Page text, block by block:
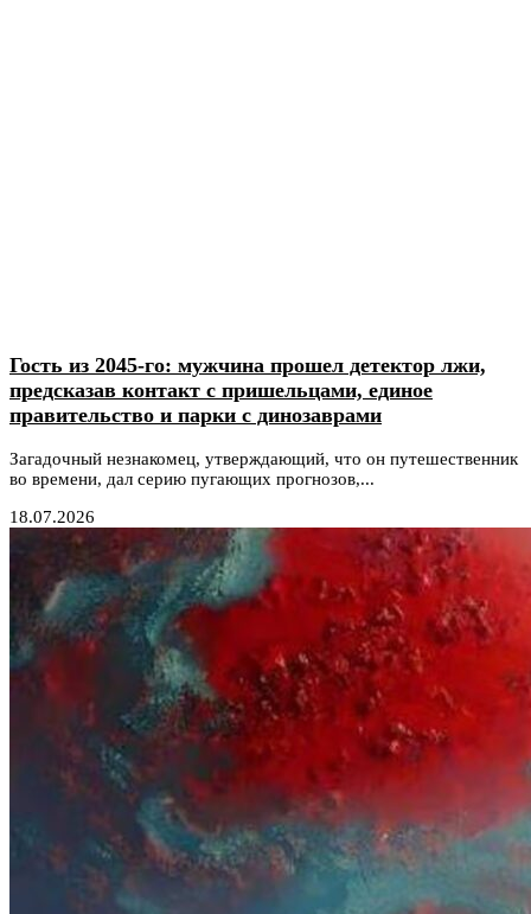
Гость из 2045-го: мужчина прошел детектор лжи,
предсказав контакт с пришельцами, единое
правительство и парки с динозаврами
Загадочный незнакомец, утверждающий, что он путешественник
во времени, дал серию пугающих прогнозов,...
18.07.2026